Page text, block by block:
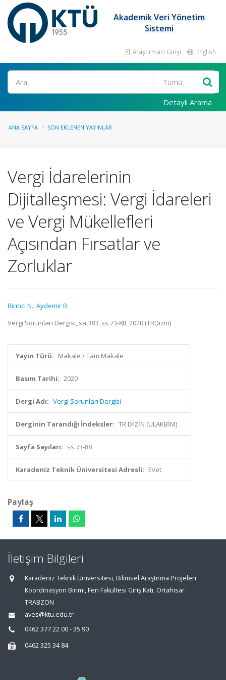
Akademik Veri Yönetim
Sistemi
Araştırmacı Girişi English
Ara
Detaylı Arama
ANA SAYFA SON EKLENEN YAYINLAR
Vergi İdarelerinin
Dijitalleşmesi: Vergi İdareleri
ve Vergi Mükellefleri
Açısından Fırsatlar ve
Zorluklar
Birinci N.,Aydemir B.
Vergi Sorunları Dergisi, sa.383, ss.73-88, 2020 (TRDizin)
Yayın Türü: Makale / Tam Makale
Basım Tarihi: 2020
Dergi Adı: Vergi Sorunları Dergisi
Derginin Tarandığı İndeksler: TR DİZİN (ULAKBİM)
Sayfa Sayıları: ss.73-88
Karadeniz Teknik Üniversitesi Adresli: Evet
Paylaş
İletişim Bilgileri
Karadeniz Teknik Üniversitesi, Bilimsel Araştırma Projeleri
Koordinasyon Birimi, Fen Fakültesi Giriş Katı, Ortahisar
TRABZON
aves@ktu.edu.tr
0462 377 22 00 - 35 90
0462 325 34 84